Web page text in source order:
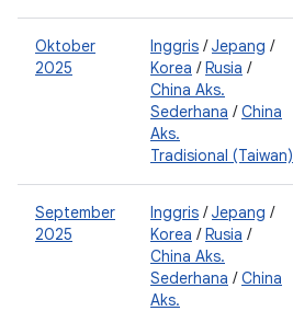
Oktober
2025
Inggris /Jepang /
Korea /Rusia /
China Aks.
Sederhana /China
Aks.
Tradisional (Taiwan)
September
2025
Inggris /Jepang /
Korea /Rusia /
China Aks.
Sederhana /China
Aks.